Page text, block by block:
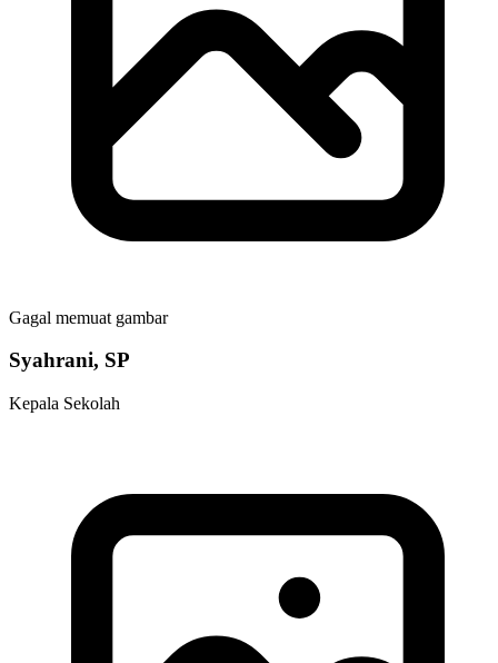
Gagal memuat gambar
Syahrani, SP
Kepala Sekolah